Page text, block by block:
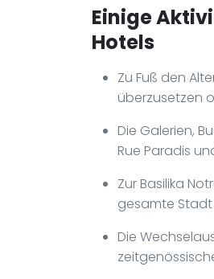
Einige
Hotels
Zu Fuß den
überzusetzen
Die Galerien,
Rue Paradis
Zur Basilika
gesamte
Die